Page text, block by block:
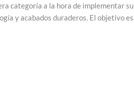
categoría a la hora de implementar su
y acabados duraderos. El objetivo es